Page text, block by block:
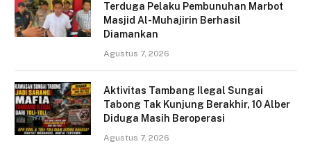
Terduga Pelaku Pembunuhan Marbot
Masjid Al-Muhajirin Berhasil
Diamankan
Agustus 7, 2026
Aktivitas Tambang Ilegal Sungai
Tabong Tak Kunjung Berakhir, 10 Alber
Diduga Masih Beroperasi
Agustus 7, 2026